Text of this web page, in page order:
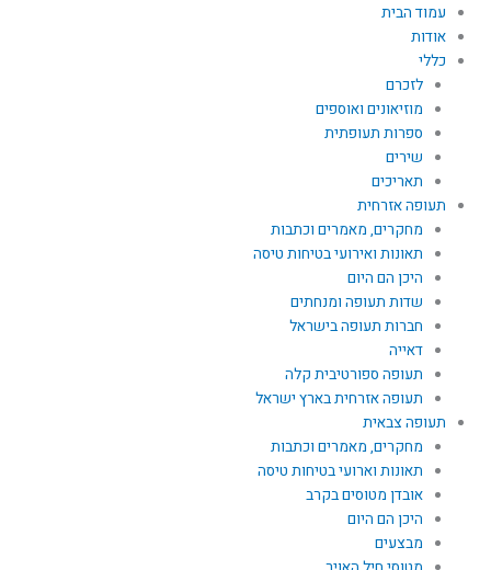
עמוד הבית
אודות
כללי
לזכרם
מוזיאונים ואוספים
ספרות תעופתית
שירים
תאריכים
תעופה אזרחית
מחקרים, מאמרים וכתבות
תאונות ואירועי בטיחות טיסה
היכן הם היום
שדות תעופה ומנחתים
חברות תעופה בישראל
דאייה
תעופה ספורטיבית קלה
תעופה אזרחית בארץ ישראל
תעופה צבאית
מחקרים, מאמרים וכתבות
תאונות וארועי בטיחות טיסה
אובדן מטוסים בקרב
היכן הם היום
מבצעים